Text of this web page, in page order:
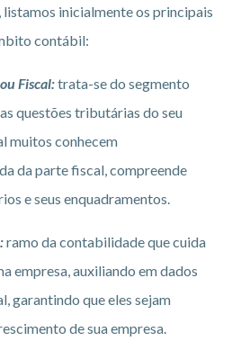
listamos inicialmente os principais
contábil:
Fiscal:trata-se do segmento
questões tributárias do seu
muitos conhecem
da parte fiscal, compreende
e seus enquadramentos.
ramo da contabilidade que cuida
empresa, auxiliando em dados
garantindo que eles sejam
de sua empresa.